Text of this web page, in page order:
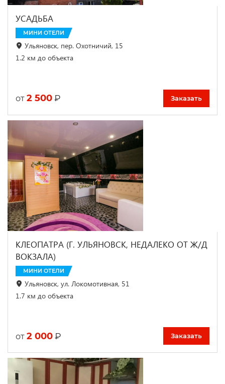
УСАДЬБА
МИНИ ОТЕЛИ
Ульяновск, пер. Охотничий, 15
1.2 км до объекта
от 2 500 ₽ Заказать
КЛЕОПАТРА (Г. УЛЬЯНОВСК, НЕДАЛЕКО ОТ Ж/Д
ВОКЗАЛА)
МИНИ ОТЕЛИ
Ульяновск, ул. Локомотивная, 51
1.7 км до объекта
от 2 000 ₽ Заказать